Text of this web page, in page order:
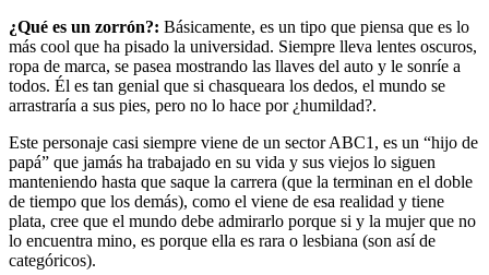
¿Qué es un zorrón?: Básicamente, es un tipo que piensa que es lo
más cool que ha pisado la universidad. Siempre lleva lentes oscuros,
ropa de marca, se pasea mostrando las llaves del auto y le sonríe a
todos. Él es tan genial que si chasqueara los dedos, el mundo se
arrastraría a sus pies, pero no lo hace por ¿humildad?.
Este personaje casi siempre viene de un sector ABC1, es un “hijo de
papá” que jamás ha trabajado en su vida y sus viejos lo siguen
manteniendo hasta que saque la carrera (que la terminan en el doble
de tiempo que los demás), como el viene de esa realidad y tiene
plata, cree que el mundo debe admirarlo porque si y la mujer que no
lo encuentra mino, es porque ella es rara o lesbiana (son así de
categóricos).